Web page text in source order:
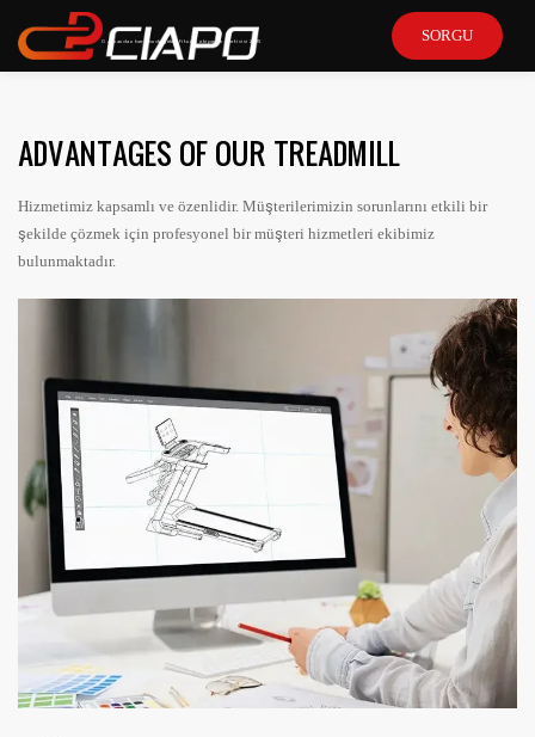
O zamandan beri önde gelen fitness ekipmanı üreticisi 2015 SORGU
ADVANTAGES OF OUR TREADMILL
Hizmetimiz kapsamlı ve özenlidir. Müşterilerimizin sorunlarını etkili bir
şekilde çözmek için profesyonel bir müşteri hizmetleri ekibimiz
bulunmaktadır.